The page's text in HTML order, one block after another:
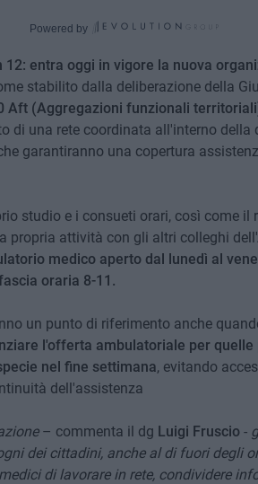
Powered by
entra oggi in vigore la nuova
stabilito dalla deliberazione della
Aft (Aggregazioni funzionali
di una rete coordinata all'interno della
garantiranno una copertura
studio e i consueti orari, così come il
propria attività con gli altri colleghi
medico aperto dal lunedì al
oraria 8-11.
un punto di riferimento anche
l'offerta ambulatoriale per quelle
nel fine settimana, evitando
dell'assistenza
– commenta il dg Luigi Fruscio-
dei cittadini, anche al di fuori degli
di lavorare in rete, condividere